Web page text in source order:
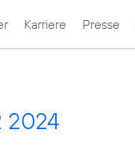
Karriere Presse
2024